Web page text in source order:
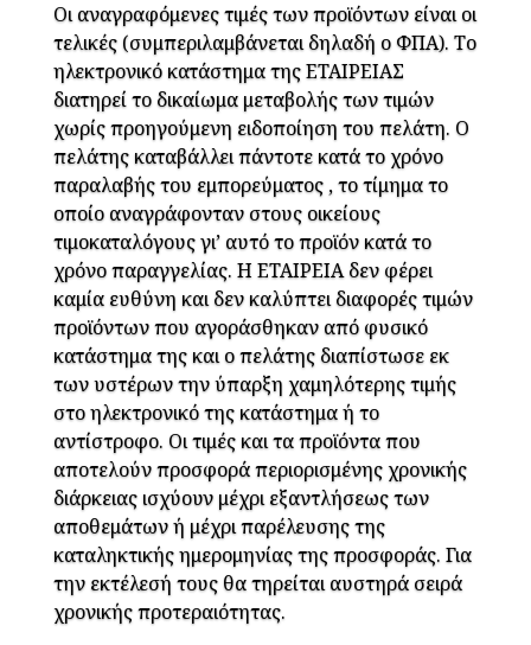
Οι αναγραφόμενες τιμές των προϊόντων είναι οι
τελικές (συμπεριλαμβάνεται δηλαδή ο ΦΠΑ). Το
ηλεκτρονικό κατάστημα της ΕΤΑΙΡΕΙΑΣ
διατηρεί το δικαίωμα μεταβολής των τιμών
χωρίς προηγούμενη ειδοποίηση του πελάτη. Ο
πελάτης καταβάλλει πάντοτε κατά το χρόνο
παραλαβής του εμπορεύματος , το τίμημα το
οποίο αναγράφονταν στους οικείους
τιμοκαταλόγους γι’ αυτό το προϊόν κατά το
χρόνο παραγγελίας. H ΕΤΑΙΡΕΙΑ δεν φέρει
καμία ευθύνη και δεν καλύπτει διαφορές τιμών
προϊόντων που αγοράσθηκαν από φυσικό
κατάστημα της και ο πελάτης διαπίστωσε εκ
των υστέρων την ύπαρξη χαμηλότερης τιμής
στο ηλεκτρονικό της κατάστημα ή το
αντίστροφο. Οι τιμές και τα προϊόντα που
αποτελούν προσφορά περιορισμένης χρονικής
διάρκειας ισχύουν μέχρι εξαντλήσεως των
αποθεμάτων ή μέχρι παρέλευσης της
καταληκτικής ημερομηνίας της προσφοράς. Για
την εκτέλεσή τους θα τηρείται αυστηρά σειρά
χρονικής προτεραιότητας.